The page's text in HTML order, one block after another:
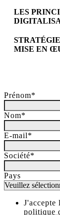
LES
MISE EN
Prénom*
Nom*
E-mail*
Société*
Pays
J'accepte
politique